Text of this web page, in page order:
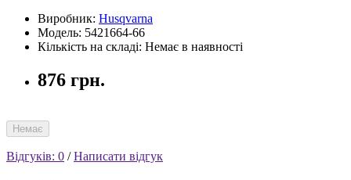
Виробник: Husqvarna
Модель: 5421664-66
Кількість на складі: Немає в наявності
876 грн.
Немає
Відгуків: 0 /Написати відгук